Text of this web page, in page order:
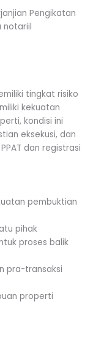
Pengikatan
notariil
tingkat risiko
kekuatan
kondisi ini
eksekusi, dan
dan registrasi
pembuktian
pihak
proses balik
pra-transaksi
properti